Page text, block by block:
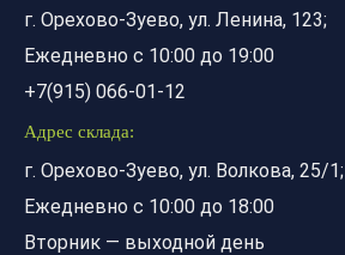
г. Орехово-Зуево, ул. Ленина, 123;
Ежедневно с 10:00 до 19:00
+7(915) 066-01-12
Адрес склада:
г. Орехово-Зуево, ул. Волкова, 25/1;
Ежедневно с 10:00 до 18:00
Вторник — выходной день